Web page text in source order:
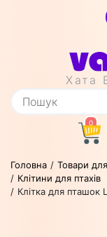
Хата
0
Головна Товари
Клітини для птахів
Клітка для пташок